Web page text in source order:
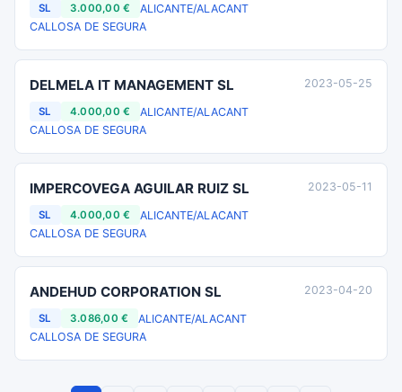
SL 3.000,00 €
ALICANTE/ALACANT
CALLOSA DE SEGURA
DELMELA IT MANAGEMENT SL
SL 4.000,00 €
ALICANTE/ALACANT
CALLOSA DE SEGURA
2023-05-25
IMPERCOVEGA AGUILAR RUIZ SL
SL 4.000,00 €
ALICANTE/ALACANT
CALLOSA DE SEGURA
2023-05-11
ANDEHUD CORPORATION SL
SL 3.086,00 €
ALICANTE/ALACANT
CALLOSA DE SEGURA
2023-04-20